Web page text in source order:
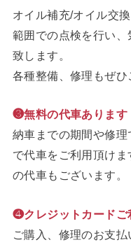
オイル補充/オイル交
範囲での点検を行い
致します。
各種整備、修理もぜひ
❸無料の代車あります
納車までの期間や修
で代車をご利用頂け
の代車もございます。
❹クレジットカードご
ご購入、修理のお支